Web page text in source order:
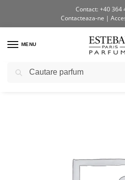
Contact: +40 364
Contacteaza-ne |
MENU
Prima pagină / Shop / Lumânări